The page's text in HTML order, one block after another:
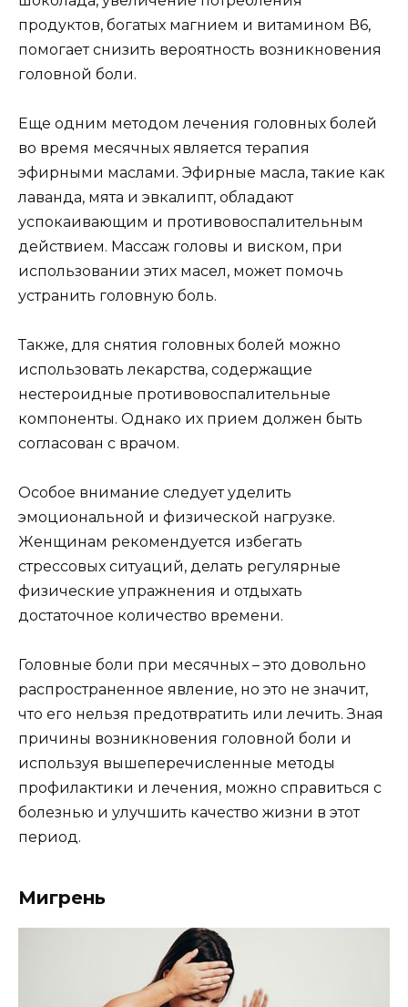
продуктов, богатых магнием и витамином В6,
помогает снизить вероятность возникновения
головной боли.
Еще одним методом лечения головных болей
во время месячных является терапия
эфирными маслами. Эфирные масла, такие как
лаванда, мята и эвкалипт, обладают
успокаивающим и противовоспалительным
действием. Массаж головы и виском, при
использовании этих масел, может помочь
устранить головную боль.
Также, для снятия головных болей можно
использовать лекарства, содержащие
нестероидные противовоспалительные
компоненты. Однако их прием должен быть
согласован с врачом.
Особое внимание следует уделить
эмоциональной и физической нагрузке.
Женщинам рекомендуется избегать
стрессовых ситуаций, делать регулярные
физические упражнения и отдыхать
достаточное количество времени.
Головные боли при месячных – это довольно
распространенное явление, но это не значит,
что его нельзя предотвратить или лечить. Зная
причины возникновения головной боли и
используя вышеперечисленные методы
профилактики и лечения, можно справиться с
болезнью и улучшить качество жизни в этот
период.
Мигрень